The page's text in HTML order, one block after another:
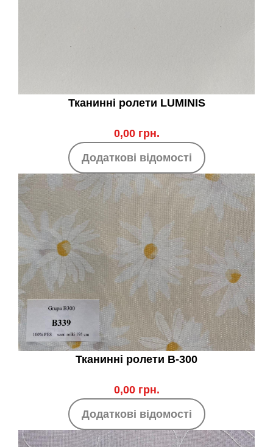
Тканинні ролети LUMINIS
0,00 грн.
Додаткові відомості
Тканинні ролети B-300
0,00 грн.
Додаткові відомості